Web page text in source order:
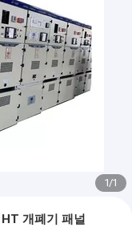
1/1
개폐기 패널